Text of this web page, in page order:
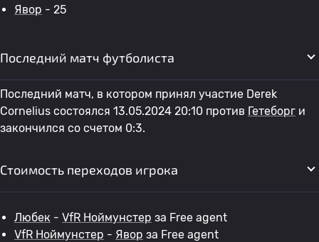
Явор - 25
Последний матч футболиста
Последний матч, в котором принял участие Derek
Cornelius состоялся 13.05.2024 20:10 против Гетеборг и
закончился со счетом 0:3.
Стоимость переходов игрока
Любек - VfR Ноймунстер за Free agent
VfR Ноймунстер - Явор за Free agent